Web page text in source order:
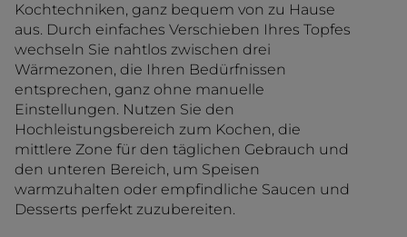
Kochtechniken, ganz bequem von zu Hause
aus. Durch einfaches Verschieben Ihres Topfes
wechseln Sie nahtlos zwischen drei
Wärmezonen, die Ihren Bedürfnissen
entsprechen, ganz ohne manuelle
Einstellungen. Nutzen Sie den
Hochleistungsbereich zum Kochen, die
mittlere Zone für den täglichen Gebrauch und
den unteren Bereich, um Speisen
warmzuhalten oder empfindliche Saucen und
Desserts perfekt zuzubereiten.